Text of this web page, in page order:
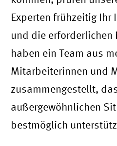
Experten frühzeitig Ihr
und die erforderlichen
haben ein Team aus
Mitarbeiterinnen und
zusammengestellt,
außergewöhnlichen
bestmöglich